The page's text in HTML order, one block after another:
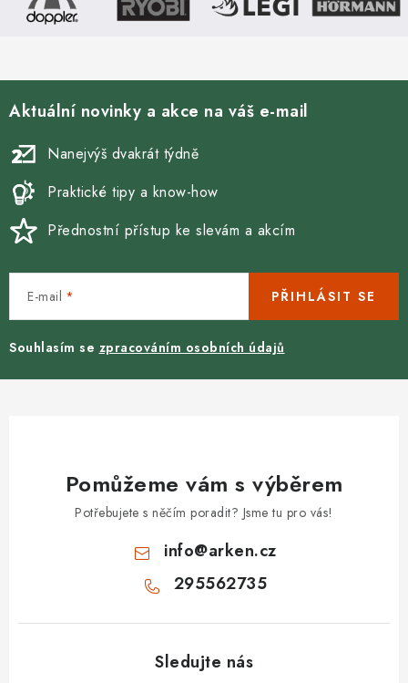
Aktuální novinky a akce na váš e-mail
Nanejvýš dvakrát týdně
Praktické tipy a know-how
Přednostní přístup ke slevám a akcím
E-mail
Souhlasím se zpracováním osobních údajů
PŘIHLÁSIT SE
Pomůžeme vám s výběrem
Potřebujete s něčím poradit? Jsme tu pro vás!
info@arken.cz
295562735